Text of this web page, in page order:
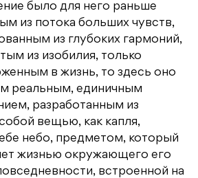
было для него раньше
из потока больших чувств,
из глубоких гармоний,
из изобилия, только
в жизнь, то здесь оно
реальным, единичным
разработанным из
вещью, как капля,
небо, предметом, который
жизнью окружающего его
встроенной на